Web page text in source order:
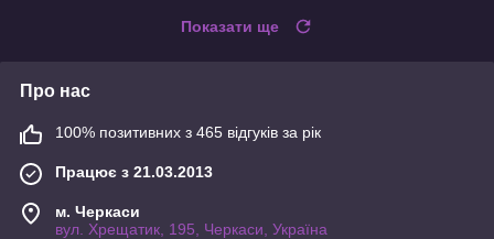
Показати ще
Про нас
100% позитивних з 465 відгуків за рік
Працює з 21.03.2013
м. Черкаси
вул. Хрещатик, 195, Черкаси, Україна